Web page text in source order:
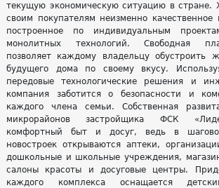
текущую экономическую ситуацию в стране.
своим покупателям неизменно
построенное по индивидуальным
монолитных технологий. Свободная
позволяет каждому владельцу обустроить
будущего дома по своему вкусу.
передовые технологические решения и
компания заботится о безопасности и
каждого члена семьи. Собственная
микрорайонов застройщика ФСК
комфортный быт и досуг, ведь в
новостроек открываются аптеки,
дошкольные и школьные учреждения,
салоны красоты и досуговые центры.
каждого комплекса оснащается